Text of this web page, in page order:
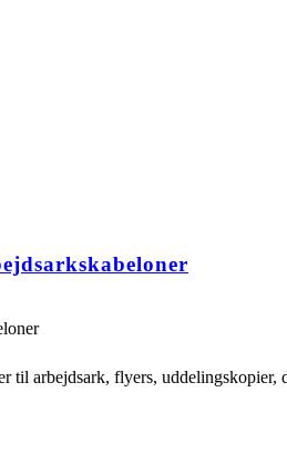
til arbejdsark, flyers, uddelingskopier,